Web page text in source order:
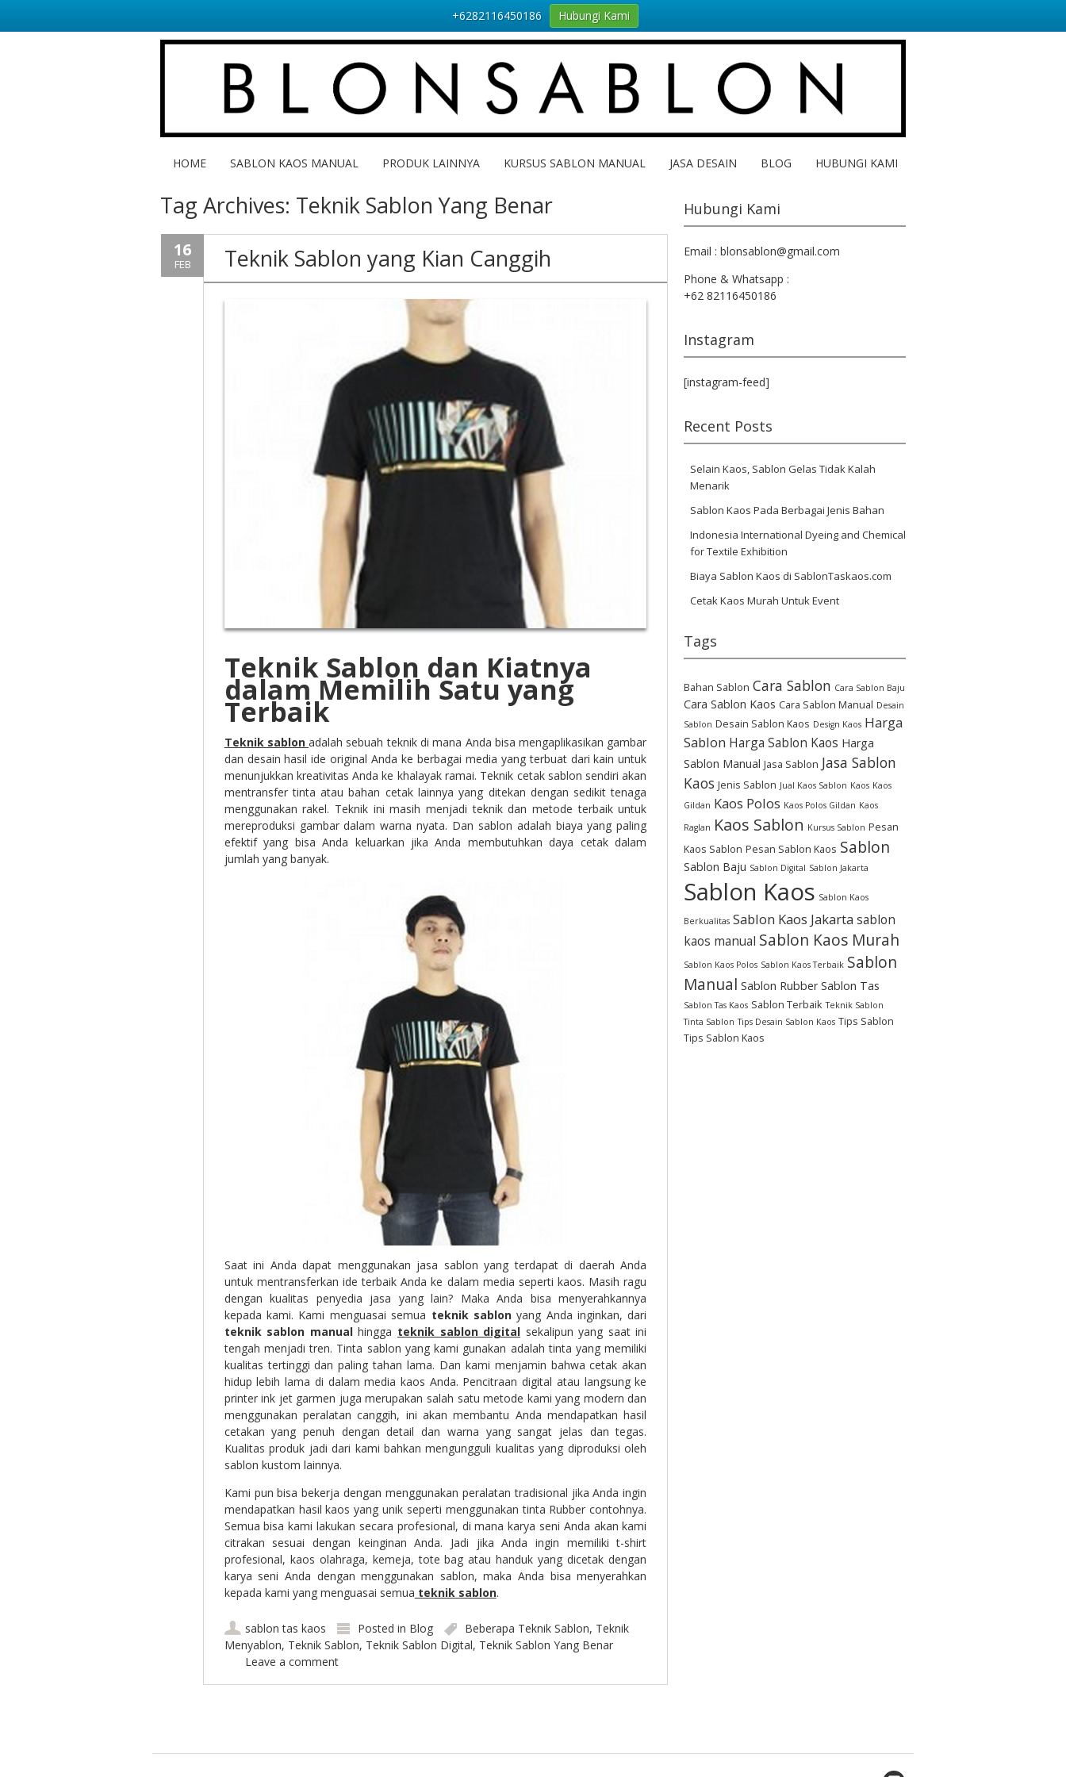
HOME SABLON KAOS MANUAL PRODUK LAINNYA KURSUS SABLON MANUAL JASA DESAIN BLOG HUBUNGI KAMI
Tag Archives: Teknik Sablon Yang Benar
16
FEB Teknik Sablon yang Kian Canggih
Teknik Sablon dan Kiatnya
dalam Memilih Satu yang
Terbaik
Teknik sablonadalah sebuah teknik di mana Anda bisa mengaplikasikan gambar
dan desain hasil ide original Anda ke berbagai media yang terbuat dari kain untuk
menunjukkan kreativitas Anda ke khalayak ramai. Teknik cetak sablon sendiri akan
mentransfer tinta atau bahan cetak lainnya yang ditekan dengan sedikit tenaga
menggunakan rakel. Teknik ini masih menjadi teknik dan metode terbaik untuk
mereproduksi gambar dalam warna nyata. Dan sablon adalah biaya yang paling
efektif yang bisa Anda keluarkan jika Anda membutuhkan daya cetak dalam
jumlah yang banyak.
Saat ini Anda dapat menggunakan jasa sablon yang terdapat di daerah Anda
untuk mentransferkan ide terbaik Anda ke dalam media seperti kaos. Masih ragu
dengan kualitas penyedia jasa yang lain? Maka Anda bisa menyerahkannya
kepada kami. Kami menguasai semua teknik sablonyang Anda inginkan, dari
teknik sablon manualhingga teknik sablon digital sekalipun yang saat ini
tengah menjadi tren. Tinta sablon yang kami gunakan adalah tinta yang memiliki
kualitas tertinggi dan paling tahan lama. Dan kami menjamin bahwa cetak akan
hidup lebih lama di dalam media kaos Anda. Pencitraan digital atau langsung ke
printer ink jet garmen juga merupakan salah satu metode kami yang modern dan
menggunakan peralatan canggih, ini akan membantu Anda mendapatkan hasil
cetakan yang penuh dengan detail dan warna yang sangat jelas dan tegas.
Kualitas produk jadi dari kami bahkan mengungguli kualitas yang diproduksi oleh
sablon kustom lainnya.
Kami pun bisa bekerja dengan menggunakan peralatan tradisional jika Anda ingin
mendapatkan hasil kaos yang unik seperti menggunakan tinta Rubber contohnya.
Semua bisa kami lakukan secara profesional, di mana karya seni Anda akan kami
citrakan sesuai dengan keinginan Anda. Jadi jika Anda ingin memiliki t-shirt
profesional, kaos olahraga, kemeja, tote bag atau handuk yang dicetak dengan
karya seni Anda dengan menggunakan sablon, maka Anda bisa menyerahkan
kepada kami yang menguasai semua teknik sablon.
sablon tas kaos Posted in Blog Beberapa Teknik Sablon, Teknik
Menyablon, Teknik Sablon, Teknik Sablon Digital, Teknik Sablon Yang Benar
Leave a comment
Hubungi Kami
Email : blonsablon@gmail.com
Phone & Whatsapp :
+62 82116450186
Instagram
[instagram-feed]
Recent Posts
Selain Kaos, Sablon Gelas Tidak Kalah
Menarik
Sablon Kaos Pada Berbagai Jenis Bahan
Indonesia International Dyeing and Chemical
for Textile Exhibition
Biaya Sablon Kaos di SablonTaskaos.com
Cetak Kaos Murah Untuk Event
Tags
Bahan Sablon Cara Sablon Cara Sablon Baju
Cara Sablon Kaos Cara Sablon Manual Desain
Sablon Desain Sablon Kaos Design Kaos Harga
Sablon Harga Sablon Kaos Harga
Sablon Manual Jasa Sablon Jasa Sablon
Kaos Jenis Sablon Jual Kaos Sablon Kaos Kaos
Gildan Kaos Polos Kaos Polos Gildan Kaos
Raglan Kaos Sablon Kursus Sablon Pesan
Kaos Sablon Pesan Sablon Kaos Sablon
Sablon Baju Sablon Digital Sablon Jakarta
Sablon Kaos Sablon Kaos
Berkualitas Sablon Kaos Jakarta sablon
kaos manual Sablon Kaos Murah
Sablon Kaos Polos Sablon Kaos Terbaik Sablon
Manual Sablon Rubber Sablon Tas
Sablon Tas Kaos Sablon Terbaik Teknik Sablon
Tinta Sablon Tips Desain Sablon Kaos Tips Sablon
Tips Sablon Kaos
+6282116450186 Hubungi Kami